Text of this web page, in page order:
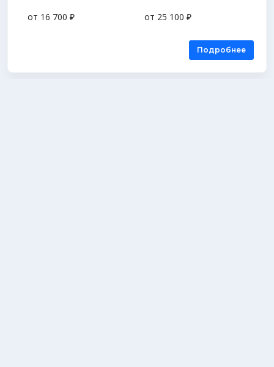
от 16 700 ₽ от 25 100 ₽
Подробнее